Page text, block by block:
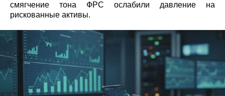
смягчение тона ФРС ослабили давление на
рискованные активы.